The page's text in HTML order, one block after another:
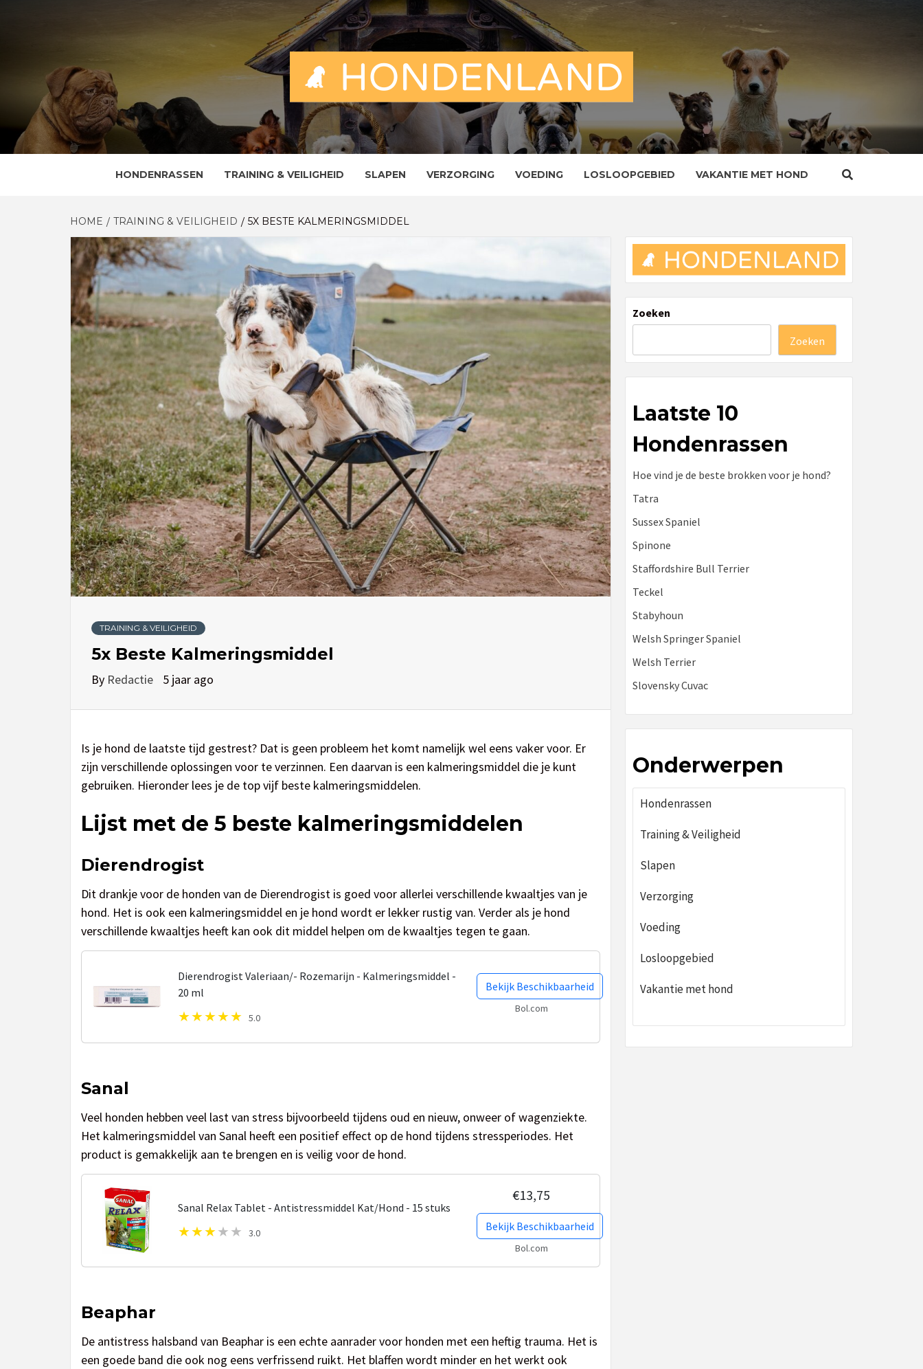
HONDENLAND
ALLES OVER EN VOOR DE TROUWE VRIEND
HONDENRASSEN TRAINING & VEILIGHEID SLAPEN VERZORGING VOEDING LOSLOOPGEBIED VAKANTIE MET HOND
HOME TRAINING & VEILIGHEID 5X BESTE KALMERINGSMIDDEL
TRAINING & VEILIGHEID
5x Beste Kalmeringsmiddel
By Redactie 5 jaar ago
Is je hond de laatste tijd gestrest? Dat is geen probleem het komt namelijk wel eens vaker voor. Er
zijn verschillende oplossingen voor te verzinnen. Een daarvan is een kalmeringsmiddel die je kunt
gebruiken. Hieronder lees je de top vijf beste kalmeringsmiddelen.
Lijst met de 5 beste kalmeringsmiddelen
Dierendrogist
Dit drankje voor de honden van de Dierendrogist is goed voor allerlei verschillende kwaaltjes van je
hond. Het is ook een kalmeringsmiddel en je hond wordt er lekker rustig van. Verder als je hond
verschillende kwaaltjes heeft kan ook dit middel helpen om de kwaaltjes tegen te gaan.
Dierendrogist Valeriaan/- Rozemarijn - Kalmeringsmiddel -
20 ml
5.0
Bekijk Beschikbaarheid
Bol.com
Sanal
Veel honden hebben veel last van stress bijvoorbeeld tijdens oud en nieuw, onweer of wagenziekte.
Het kalmeringsmiddel van Sanal heeft een positief effect op de hond tijdens stressperiodes. Het
product is gemakkelijk aan te brengen en is veilig voor de hond.
Sanal Relax Tablet - Antistressmiddel Kat/Hond - 15 stuks
3.0
€13,75
Bekijk Beschikbaarheid
Bol.com
Beaphar
De antistress halsband van Beaphar is een echte aanrader voor honden met een heftig trauma. Het is
een goede band die ook nog eens verfrissend ruikt. Het blaffen wordt minder en het werkt ook
Zoeken
Zoeken
Laatste 10
Hondenrassen
Hoe vind je de beste brokken voor je hond?
Tatra
Sussex Spaniel
Spinone
Staffordshire Bull Terrier
Teckel
Stabyhoun
Welsh Springer Spaniel
Welsh Terrier
Slovensky Cuvac
Onderwerpen
Hondenrassen
Training & Veiligheid
Slapen
Verzorging
Voeding
Losloopgebied
Vakantie met hond